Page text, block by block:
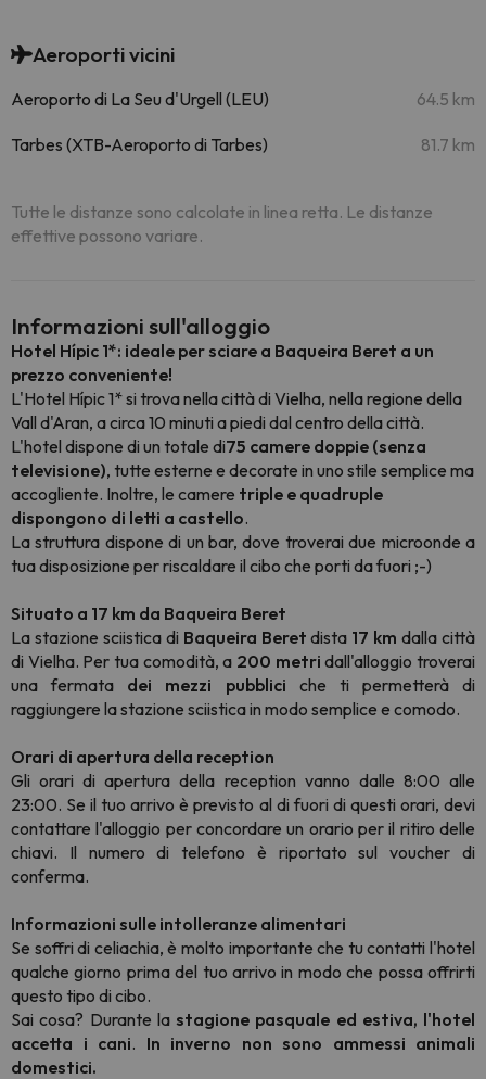
Aeroporti vicini
Aeroporto di La Seu d'Urgell (LEU) 64.5 km
Tarbes (XTB-Aeroporto di Tarbes) 81.7 km
Tutte le distanze sono calcolate in linea retta. Le distanze
effettive possono variare.
Informazioni sull'alloggio
Hotel Hípic 1*: ideale per sciare a Baqueira Beret a un
prezzo conveniente!
L'Hotel Hípic 1* si trova nella città di Vielha, nella regione della
Vall d'Aran, a circa 10 minuti a piedi dal centro della città.
L'hotel dispone di un totale di75 camere doppie (senza
televisione), tutte esterne e decorate in uno stile semplice ma
accogliente. Inoltre, le camere triple e quadruple
dispongono di letti a castello.
La struttura dispone di un bar, dove troverai due microonde a
tua disposizione per riscaldare il cibo che porti da fuori ;-)
Situato a 17 km da Baqueira Beret
La stazione sciistica di Baqueira Beret dista 17 km dalla città
di Vielha. Per tua comodità, a 200 metri dall'alloggio troverai
una fermata dei mezzi pubblici che ti permetterà di
raggiungere la stazione sciistica in modo semplice e comodo.
Orari di apertura della reception
Gli orari di apertura della reception vanno dalle 8:00 alle
23:00. Se il tuo arrivo è previsto al di fuori di questi orari, devi
contattare l'alloggio per concordare un orario per il ritiro delle
chiavi. Il numero di telefono è riportato sul voucher di
conferma.
Informazioni sulle intolleranze alimentari
Se soffri di celiachia, è molto importante che tu contatti l'hotel
qualche giorno prima del tuo arrivo in modo che possa offrirti
questo tipo di cibo.
Sai cosa? Durante la stagione pasquale ed estiva, l'hotel
accetta i cani. In inverno non sono ammessi animali
domestici.